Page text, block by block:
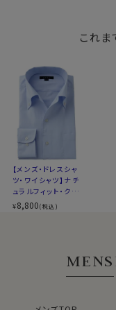
・形を整えて干すこ
※しわの出方は洗濯
忙しい日常の中でも、
そんな扱いやすさを目
100％再生ペットボト
ス®エコメイド・ファイ
ドライで快適な着心地
慮したサスティナブル
●素材の違いで選ぶ
▼とにかくお手入れ
ファブリック
コンバーチ
S-37～
全１２サイズ
スタイル
ナチュラルフ
生産国
中国
▼スポット商品につ
ください
▼ナチュラルフィットと
後ろ身頃にダーツを入
タイルです。
になっています。
※43cm（LL）・
ラー・
第一
これま
【メンズ・ドレスシャ
ツ・ワイシャツ】ナチ
ュラルフィット・クー
ルマックス・オールシ
ーズン・ドライ・形態
¥8,800(税込)
MENS